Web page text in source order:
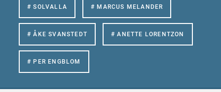
# SOLVALLA # MARCUS MELANDER
# ÅKE SVANSTEDT # ANETTE LORENTZON
# PER ENGBLOM